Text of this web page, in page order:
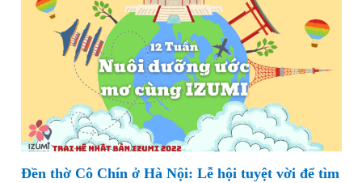
Đền thờ Cô Chín ở Hà Nội: Lễ hội tuyệt vời để tìm